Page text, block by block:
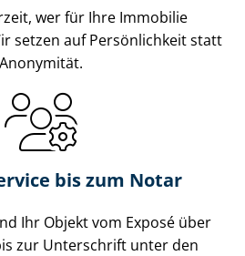
wer für Ihre Immobilie
setzen auf Persönlichkeit statt
Anonymität.
bis zum Notar
Ihr Objekt vom Exposé über
zur Unterschrift unter den